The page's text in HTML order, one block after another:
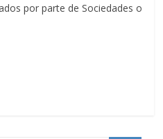
por parte de Sociedades o